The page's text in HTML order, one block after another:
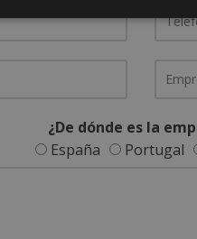
¿De dónde es la
España
Portugal